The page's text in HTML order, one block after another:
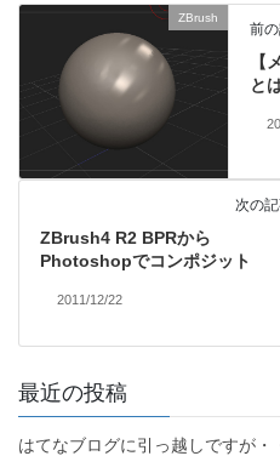
ZBrush
前
【
と
次の
ZBrush4 R2 BPRから
Photoshopでコンポジット
2011/12/22
最近の投稿
はてなブログに引っ越しですが・